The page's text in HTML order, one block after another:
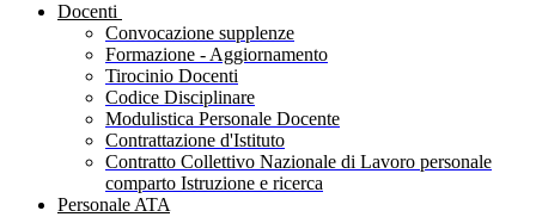
Docenti
Convocazione supplenze
Formazione - Aggiornamento
Tirocinio Docenti
Codice Disciplinare
Modulistica Personale Docente
Contrattazione d'Istituto
Contratto Collettivo Nazionale di Lavoro personale
comparto Istruzione e ricerca
Personale ATA